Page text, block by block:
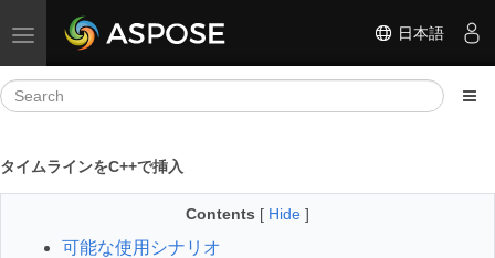
Toggle navigation 日本語
タイムラインをC++で挿入
Contents [ Hide ]
可能な使用シナリオ